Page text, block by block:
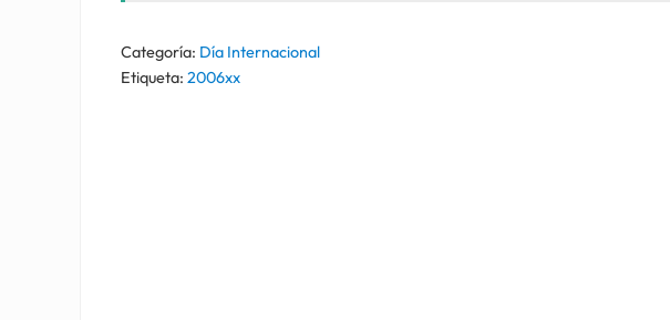
Categoría: Día Internacional
Etiqueta:2006xx